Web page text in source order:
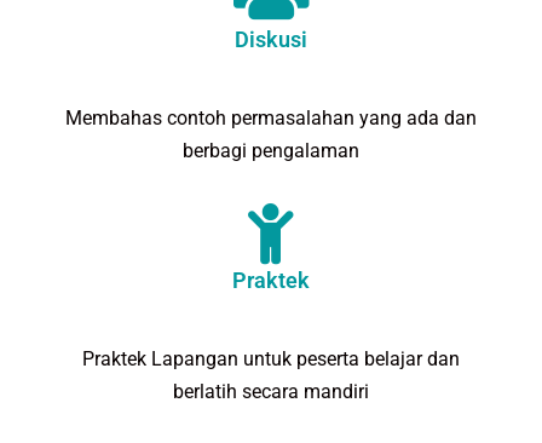
Diskusi
Membahas contoh permasalahan yang ada dan
berbagi pengalaman
Praktek
Praktek Lapangan untuk peserta belajar dan
berlatih secara mandiri